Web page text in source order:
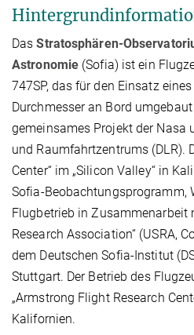
DasStratosphären-
Astronomie (Sofia) ist ein
747SP, das für den Einsatz
Durchmesser an Bord
gemeinsames Projekt der Nasa
und Raumfahrtzentrums (DLR).
Center“ im „Silicon Valley“ in
Sofia-Beobachtungsprogramm,
Flugbetrieb in Zusammenarbeit
Research Association“ (USRA,
dem Deutschen Sofia-Institut
Stuttgart. Der Betrieb des
„Armstrong Flight Research
Kalifornien.